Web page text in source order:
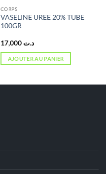
CORPS
VASELINE UREE 20% TUBE
100GR
د.ت 17,000
AJOUTER AU PANIER